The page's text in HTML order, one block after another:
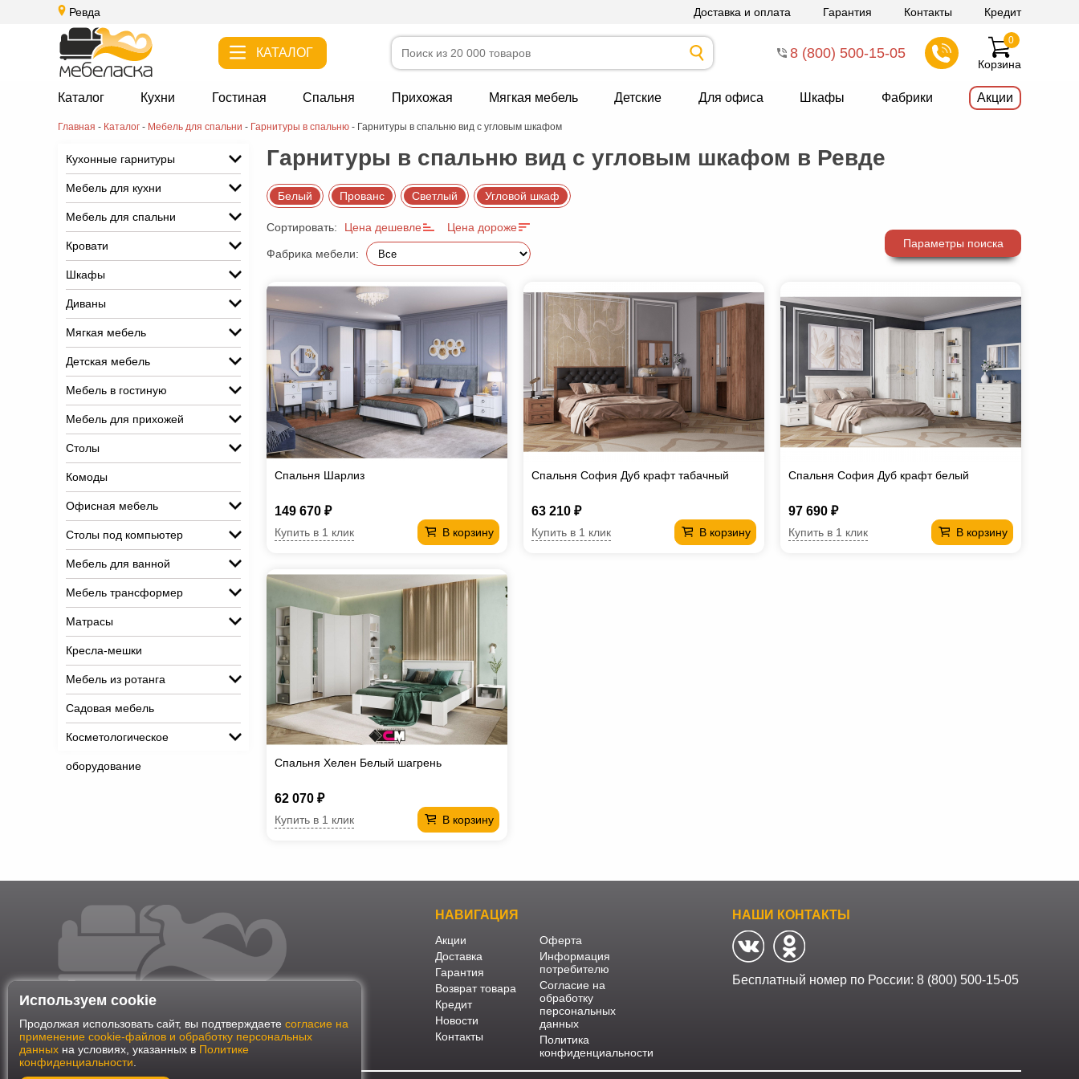
Ревда Доставка и оплата Гарантия Контакты Кредит
КАТАЛОГ 8 (800) 500-15-05
Корзина
0
Каталог Кухни Гостиная Спальня Прихожая Мягкая мебель Детские Для офиса Шкафы Фабрики Акции
Главная - Каталог - Мебель для спальни - Гарнитуры в спальню - Гарнитуры в спальню вид с угловым шкафом
Кухонные гарнитуры
Мебель для кухни
Мебель для спальни
Кровати
Шкафы
Диваны
Мягкая мебель
Детская мебель
Мебель в гостиную
Мебель для прихожей
Столы
Комоды
Офисная мебель
Столы под компьютер
Мебель для ванной
Мебель трансформер
Матрасы
Кресла-мешки
Мебель из ротанга
Садовая мебель
Косметологическое
оборудование
Гарнитуры в спальню вид с угловым шкафом в Ревде
Белый Прованс Светлый Угловой шкаф
Сортировать: Цена дешевле Цена дороже
Фабрика мебели:
Параметры поиска
Спальня Шарлиз
149 670 ₽
В корзину
Купить в 1 клик
Спальня София Дуб крафт табачный
63 210 ₽
В корзину
Купить в 1 клик
Спальня София Дуб крафт белый
97 690 ₽
В корзину
Купить в 1 клик
Спальня Хелен Белый шагрень
62 070 ₽
В корзину
Купить в 1 клик
НАВИГАЦИЯ
Акции
Доставка
Гарантия
Возврат товара
Кредит
Новости
Контакты
Оферта
Информация
потребителю
Согласие на
обработку
персональных
данных
Политика
конфиденциальности
НАШИ КОНТАКТЫ
Бесплатный номер по России: 8 (800) 500-15-05
Используем cookie
Продолжая использовать сайт, вы подтверждаете согласие на
применение cookie-файлов и обработку персональных
данных на условиях, указанных в Политике
конфиденциальности